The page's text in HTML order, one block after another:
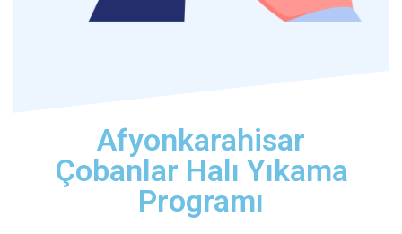
Afyonkarahisar
Çobanlar Halı Yıkama
Programı